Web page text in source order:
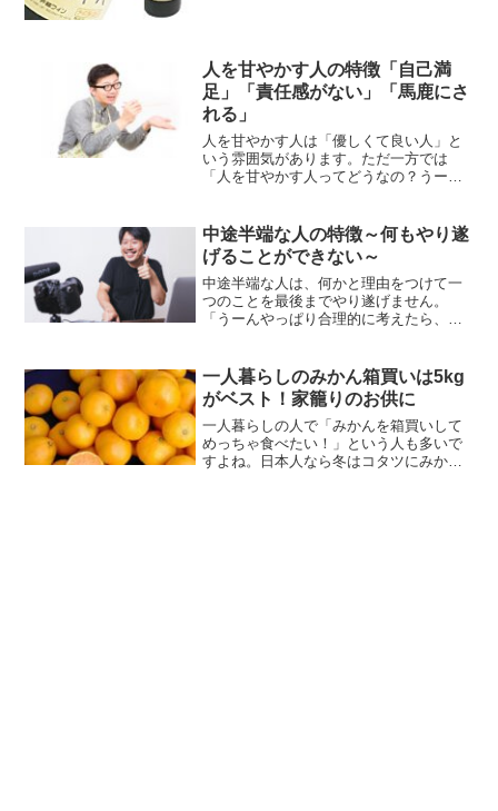
人を甘やかす人の特徴「自己満
足」「責任感がない」「馬鹿にさ
れる」
人を甘やかす人は「優しくて良い人」と
いう雰囲気があります。ただ一方では
「人を甘やかす人ってどうなの？うーん
分勝手な甘さ、をどう...
中途半端な人の特徴～何もやり遂
げることができない～
中途半端な人は、何かと理由をつけて一
つのことを最後までやり遂げません。
「うーんやっぱり合理的に考えたら、別
で、「結局、何もできて...
一人暮らしのみかん箱買いは5kg
がベスト！家籠りのお供に
一人暮らしの人で「みかんを箱買いして
めっちゃ食べたい！」という人も多いで
すよね。日本人なら冬はコタツにみかん